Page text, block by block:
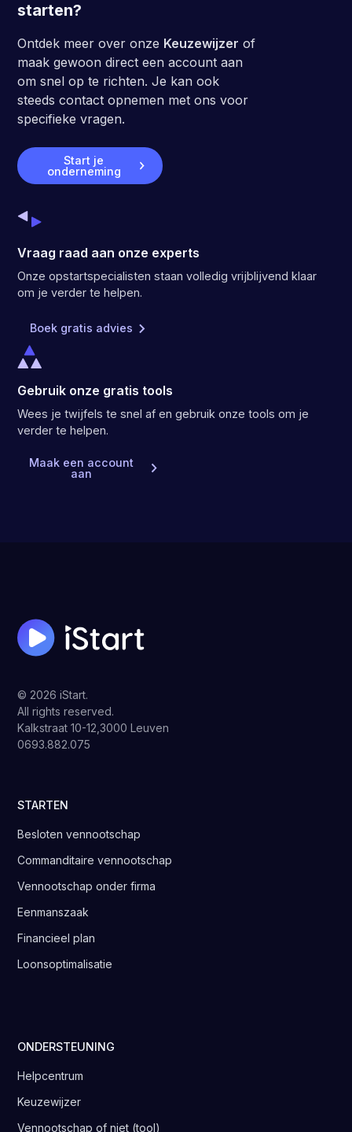
starten?
Ontdek meer over onze Keuzewijzer of
maak gewoon direct een account aan
om snel op te richten. Je kan ook
steeds contact opnemen met ons voor
specifieke vragen.
Start je
onderneming
Vraag raad aan onze experts
Onze opstartspecialisten staan volledig vrijblijvend klaar
om je verder te helpen.
Boek gratis advies
Gebruik onze gratis tools
Wees je twijfels te snel af en gebruik onze tools om je
verder te helpen.
Maak een account
aan
STARTEN
Besloten vennootschap
Commanditaire vennootschap
Vennootschap onder firma
Eenmanszaak
Financieel plan
Loonsoptimalisatie
ONDERSTEUNING
Helpcentrum
Keuzewijzer
Vennootschap of niet (tool)
© 2026 iStart.
All rights reserved.
Kalkstraat 10-12,3000 Leuven
0693.882.075